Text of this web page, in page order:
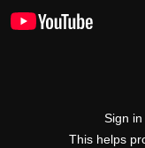
Sign in
This helps